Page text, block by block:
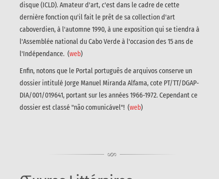
disque (ICLD). Amateur d'art, c'est dans le cadre de cette
dernière fonction qu'il fait le prêt de sa collection d'art
caboverdien, à l'automne 1990, à une exposition qui se tiendra à
l'Assemblée national du Cabo Verde à l'occasion des 15 ans de
l'Indépendance. (web)
Enfin, notons que le Portal português de arquivos conserve un
dossier intitulé Jorge Manuel Miranda Alfama, cote PT/TT/DGAP-
DIA/001/019641, portant sur les années 1966-1972. Cependant ce
dossier est classé "não comunicável"! (web)